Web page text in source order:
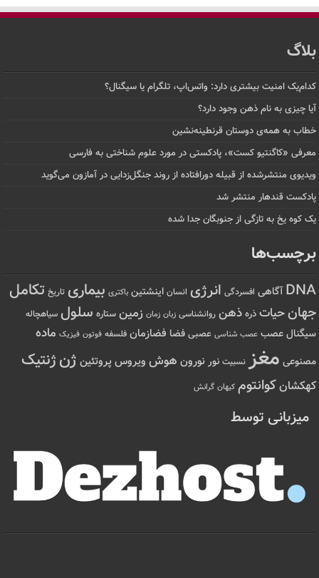
بلاگ
کدام‌یک امنیت بیشتری دارد: واتس‌اپ، تلگرام یا سیگنال؟
آیا چیزی به نام ذهن وجود دارد؟
خطاب به همه‌ی دوستان قرنطینه‌نشین
معرفی «کاگنتیو کست»، پادکستی در مورد علوم شناختی به فارسی
ویدیوی منتشرشده از قبیله دورافتاده‌ از روند جنگل‌زدایی در آمازون می‌گوید
پادکست قندهار منتشر شد
یک کوه یخ به تازگی از جنوبگان جدا شده
برچسب‌ها
DNA آگاهی افسردگی انرژی انسان اینشتین باکتری بیماری تاریخ تکامل
جهانحیات ذره ذهن روانشناسی زبان زمان زمین ستاره سلول سیاهچاله
سیگنال عصب عصب شناسی عصبی فضا فضازمان فلسفه فوتون فیزیک ماده
مصنوعی مغز نسبیت نور نورون هوش ویروس پروتئین ژنژنتیک
کهکشانکوانتوم کیهان گرانش
میزبانی توسط